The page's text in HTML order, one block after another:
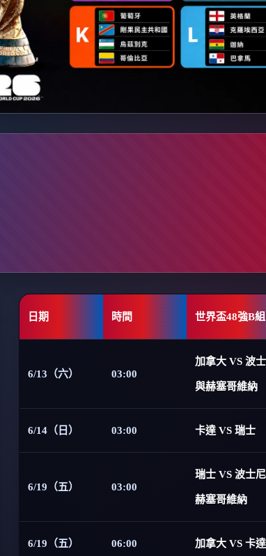
日期 時間 世界盃48強B組
6/13（六） 03:00
加拿大 VS 波
與赫塞哥維納
6/14（日） 03:00 卡達 VS 瑞士
6/19（五） 03:00
瑞士 VS 波士
赫塞哥維納
6/19（五） 06:00 加拿大 VS 卡達